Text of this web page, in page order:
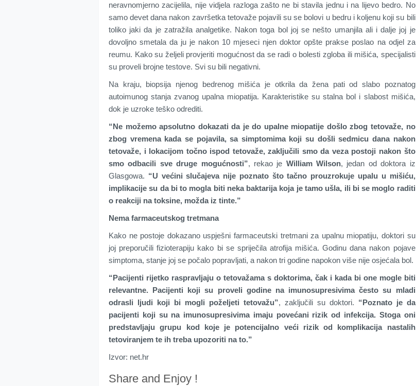
neravnomjerno zacijelila, nije vidjela razloga zašto ne bi stavila jednu i na lijevo bedro. No
samo devet dana nakon završetka tetovaže pojavili su se bolovi u bedru i koljenu koji su bili
toliko jaki da je zatražila analgetike. Nakon toga bol joj se nešto umanjila ali i dalje joj je
dovoljno smetala da ju je nakon 10 mjeseci njen doktor opšte prakse poslao na odjel za
reumu. Kako su željeli provjeriti mogućnost da se radi o bolesti zgloba ili mišića, specijalisti
su proveli brojne testove. Svi su bili negativni.
Na kraju, biopsija njenog bedrenog mišića je otkrila da žena pati od slabo poznatog
autoimunog stanja zvanog upalna miopatija. Karakteristike su stalna bol i slabost mišića,
dok je uzroke teško odrediti.
“Ne možemo apsolutno dokazati da je do upalne miopatije došlo zbog tetovaže, no
zbog vremena kada se pojavila, sa simptomima koji su došli sedmicu dana nakon
tetovaže, i lokacijom točno ispod tetovaže, zaključili smo da veza postoji nakon što
smo odbacili sve druge mogućnosti”, rekao je William Wilson, jedan od doktora iz
Glasgowa. “U većini slučajeva nije poznato što tačno prouzrokuje upalu u mišiću,
implikacije su da bi to mogla biti neka baktarija koja je tamo ušla, ili bi se moglo raditi
o reakciji na toksine, možda iz tinte.”
Nema farmaceutskog tretmana
Kako ne postoje dokazano uspješni farmaceutski tretmani za upalnu miopatiju, doktori su
joj preporučili fizioterapiju kako bi se spriječila atrofija mišića. Godinu dana nakon pojave
simptoma, stanje joj se počalo popravljati, a nakon tri godine napokon više nije osjećala bol.
“Pacijenti rijetko raspravljaju o tetovažama s doktorima, čak i kada bi one mogle biti
relevantne. Pacijenti koji su proveli godine na imunosupresivima često su mladi
odrasli ljudi koji bi mogli poželjeti tetovažu”, zaključili su doktori. “Poznato je da
pacijenti koji su na imunosupresivima imaju povećani rizik od infekcija. Stoga oni
predstavljaju grupu kod koje je potencijalno veći rizik od komplikacija nastalih
tetoviranjem te ih treba upozoriti na to.”
Izvor: net.hr
Share and Enjoy !